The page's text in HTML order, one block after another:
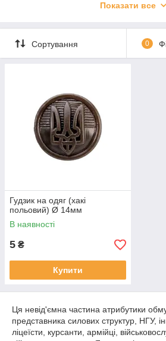
визначали звання або ієрархію, а
актуальною і нині. ↓
Показати все
Сортування 0
Гудзик на одяг (хакі
польовий) Ø 14мм
В наявності
5 ₴
Купити
Ця невід'ємна частина атрибутики
представника силових структур, НГУ,
ліцеїсти, курсанти, армійці,